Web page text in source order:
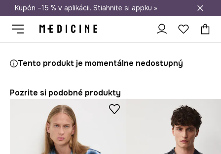
Doprava zadarmo od 50 €
Kupón –15 % v aplikácii. Stiahnite si appku »
Tento produkt je momentálne nedostupný
Pozrite si podobné produkty